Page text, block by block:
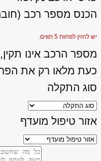
הכנס מספר רכב
יש להזין לפחות 5 תווים.
מספר הרכב אינו
כעת מלאו רק את
סוג התקלה
אזור טיפול מועדף